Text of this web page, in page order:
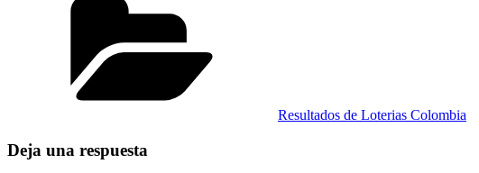
Resultados de Loterias Colombia
Deja una respuesta